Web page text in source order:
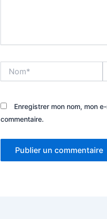
Enregistrer mon nom, mon
commentaire.